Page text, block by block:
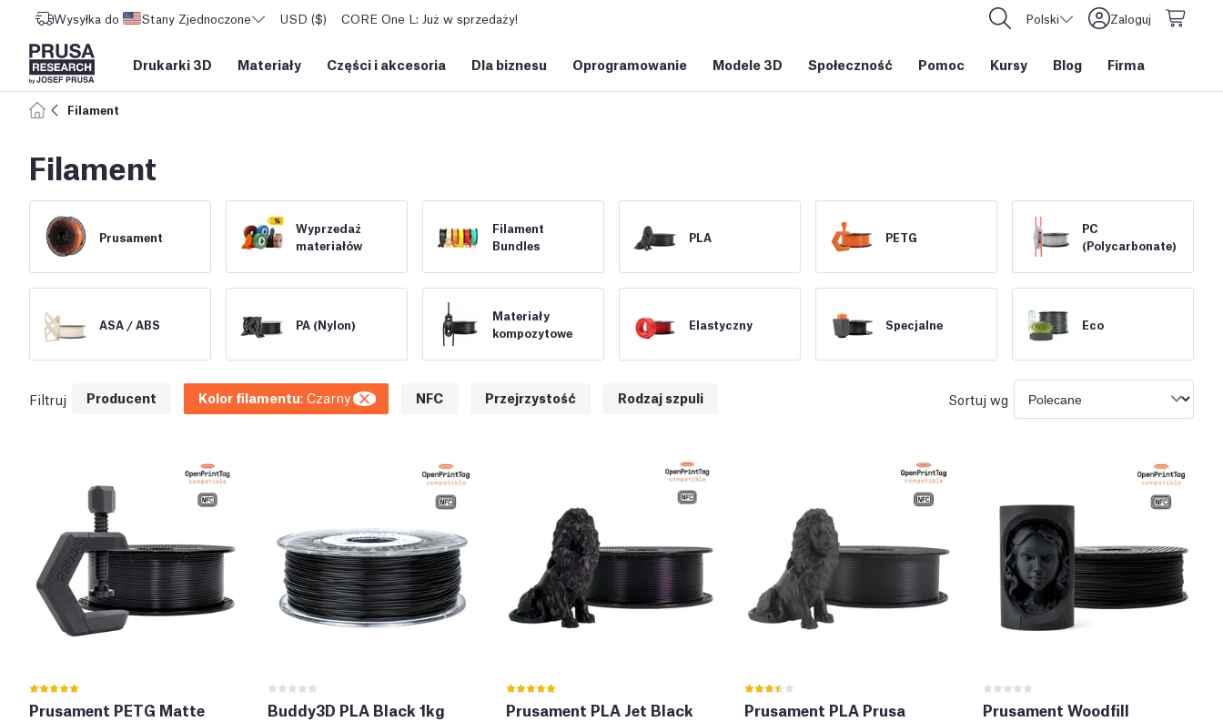
Wysyłka do Stany Zjednoczone USD ($) CORE One L: Już w sprzedaży! Polski Zaloguj
Drukarki 3D Materiały Części i akcesoria Dla biznesu Oprogramowanie Modele 3D Społeczność Pomoc Kursy Blog Firma
Filament
Filament
Prusament
Wyprzedaż
materiałów
Filament
Bundles
PLA PETG
PC
(Polycarbonate)
ASA /ABS PA (Nylon)
Materiały
kompozytowe
Elastyczny Specjalne Eco
Filtruj Producent Kolor filamentu: Czarny NFC Przejrzystość Rodzaj szpuli Sortuj wg
Prusament PETG Matte
Buddy3D PLA Black 1kg
Prusament PLA Jet Black
Prusament PLA Prusa
Prusament Woodfill